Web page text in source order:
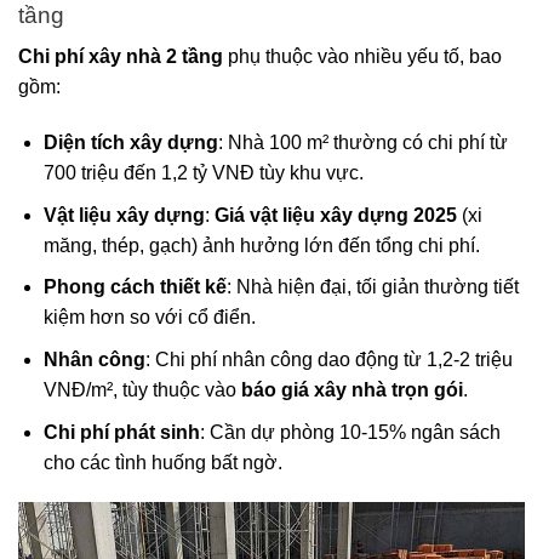
tầng
Chi phí xây nhà 2 tầng phụ thuộc vào nhiều yếu tố, bao
gồm:
Diện tích xây dựng: Nhà 100 m² thường có chi phí từ
700 triệu đến 1,2 tỷ VNĐ tùy khu vực.
Vật liệu xây dựng: Giá vật liệu xây dựng 2025(xi
măng, thép, gạch) ảnh hưởng lớn đến tổng chi phí.
Phong cách thiết kế: Nhà hiện đại, tối giản thường tiết
kiệm hơn so với cổ điển.
Nhân công: Chi phí nhân công dao động từ 1,2-2 triệu
VNĐ/m², tùy thuộc vào báo giá xây nhà trọn gói.
Chi phí phát sinh: Cần dự phòng 10-15% ngân sách
cho các tình huống bất ngờ.